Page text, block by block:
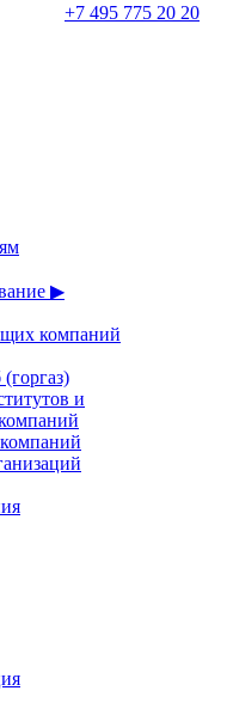
+7 495 775 20 20
▶
компаний
и